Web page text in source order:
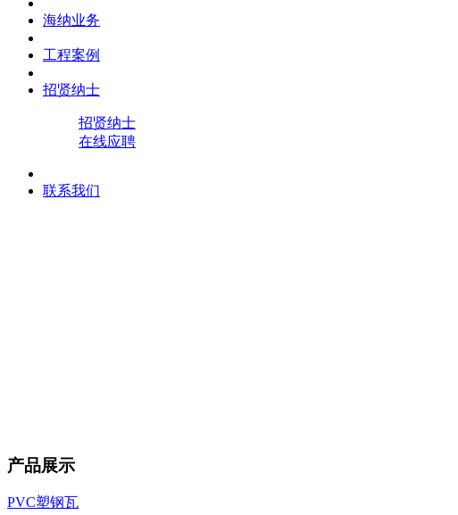
海纳业务
工程案例
招贤纳士
招贤纳士
在线应聘
联系我们
产品展示
PVC塑钢瓦